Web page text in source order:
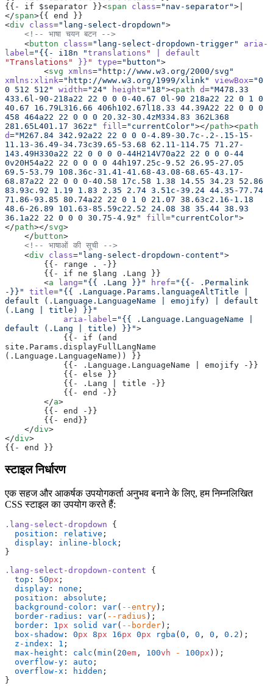
{{- if $separator }}<span class="nav-separator">|
</span>{{ end }}
<div class="lang-select-dropdown">
    <!-- भाषा चयन बटन -->
    <
button class="lang-select-dropdown-trigger"
aria-
label ="{{- i18n "translations "
default
"Translations"
}} " type="button">
        <
svg xmlns="http://www.w3.org/2000/svg"
xmlns:xlink="http://www.w3.org/1999/xlink" viewBox="0
0 512 512"
width="24" height="18"><path d="M478.33
433.6l-90-218a22 22 0 0 0-40.67 0l-90 218a22 22 0 1 0
40.67 16.79L316.66 406h102.67l18.33 44.39A22 22 0 0 0
458 464a22 22 0 0 0 20.32-30.4zM334.83 362L368
281.65L401.17 362z"
fill ="currentColor"></path><path
d="M267.84 342.92a22 22 0 0 0-4.89-30.7c-.2-.15-15-
11.13-36.49-34.73c39.65-53.68 62.11-114.75 71.27-
143.49H330a22 22 0 0 0 0-44H214V70a22 22 0 0 0-44
0v20H54a22 22 0 0 0 0 44h197.25c-9.52 26.95-27.05
69.5-53.79 108.36c-31.41-41.68-43.08-68.65-43.17-
68.87a22 22 0 0 0-40.58 17c.58 1.38 14.55 34.23 52.86
83.93c.92 1.19 1.83 2.35 2.74 3.51c-39.24 44.35-77.74
71.86-93.85 80.74a22 22 0 1 0 21.07 38.63c2.16-1.18
48.6-26.89 101.63-85.59c22.52 24.08 38 35.44 38.93
36.1a22 22 0 0 0 30.75-4.9z"
fill ="currentColor">
</path></svg>
    </
button>
    <!-- भाषाओं की सूची -->
    <
div class="lang-select-dropdown-content">
        {{- range . -}}
        {{- if ne $lang .Lang }}
        <
a lang="{{ .Lang }}" href="{{- .Permalink
-}}"
title="{{ .Language.Params.languageAltTitle |
default (.Language.LanguageName | emojify) | default
(.Lang | title) }}"
            aria-label
="{{ .Language.LanguageName |
default (.Lang | title) }}">
site.Params.displayFullLangName
(.Language.LanguageName)) }}
            {{- .Language.LanguageName | emojify -}}
            {{- else }}
            {{- .Lang | title -}}
            {{- end -}}
        </
a>
        {{- end -}}
        {{- end}}
    </
div>
</div>
{{- end }}
स्टाइल निर्धारण
एक सहज और आकर्षक उपयोगकर्ता अनुभव बनाने के लिए, हम निम्नलिखित
CSS स्टाइल का उपयोग करते हैं:
.lang-select-dropdown {
  position
: relative ;
  display
: inline-block ;
}
.lang-select-dropdown-content {
  top
: 50px ;
  display
: none ;
  position
: absolute ;
  background-color
: var( --entry );
  border-radius
: var( --radius );
  border
: 1px solid var( --border );
  box-shadow
: 0px 8px 16px 0px rgba ( 0 , 0 , 0 , 0.2 );
  z-index
: 1 ;
  max-height
: calc ( min ( 20em , 100vh - 100px ));
  overflow-y
: auto ;
  overflow-x
: hidden ;
}